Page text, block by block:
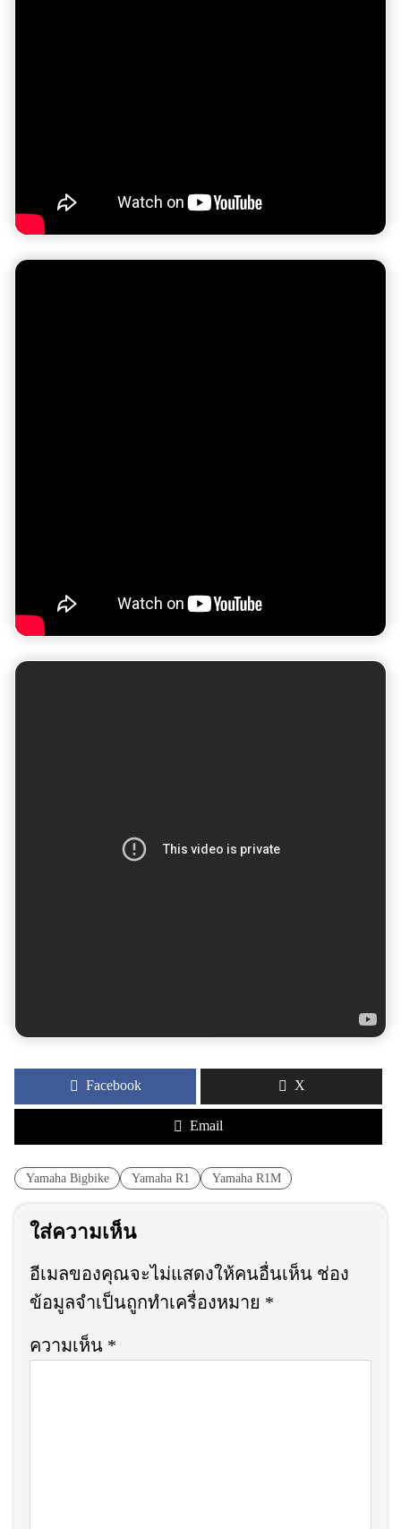
Facebook X
Email
Yamaha Bigbike Yamaha R1 Yamaha R1M
ใส่ความเห็น
อีเมลของคุณจะไม่แสดงให้คนอื่นเห็น ช่อง
ข้อมูลจำเป็นถูกทำเครื่องหมาย *
ความเห็น *